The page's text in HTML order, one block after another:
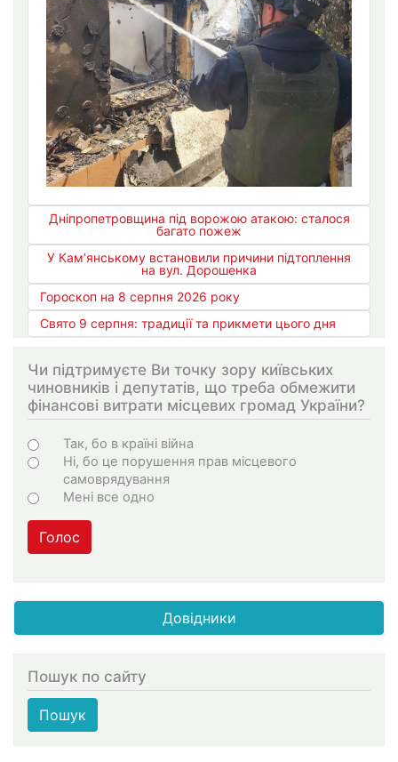
Дніпропетровщина під ворожою атакою: сталося
багато пожеж
У Кам’янському встановили причини підтоплення
на вул. Дорошенка
Гороскоп на 8 серпня 2026 року
Свято 9 серпня: традиції та прикмети цього дня
Чи підтримуєте Ви точку зору київських
чиновників і депутатів, що треба обмежити
фінансові витрати місцевих громад України?
Choices
Так, бо в країні війна
Ні, бо це порушення прав місцевого
самоврядування
Мені все одно
Голос
Довідники
Пошук по сайту
Пошук